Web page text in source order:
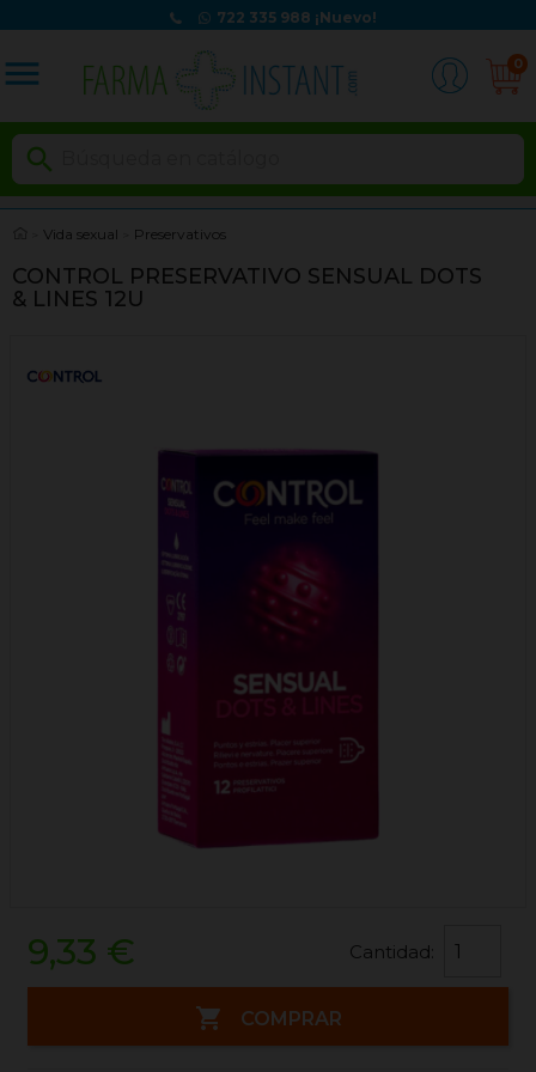
722 335 988 ¡Nuevo!
menu 0

Vida sexual Preservativos
CONTROL PRESERVATIVO SENSUAL DOTS
& LINES 12U
9,33 € Cantidad:
 COMPRAR